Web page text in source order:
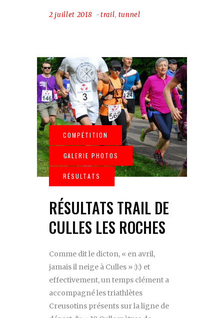
2 juillet 2018 trail, tunnel
RÉSULTATS TRAIL DE
CULLES LES ROCHES
Comme dit le dicton, « en avril,
jamais il neige à Culles » :):) et
effectivement, un temps clément a
accompagné les triathlètes
Creusotins présents sur la ligne de